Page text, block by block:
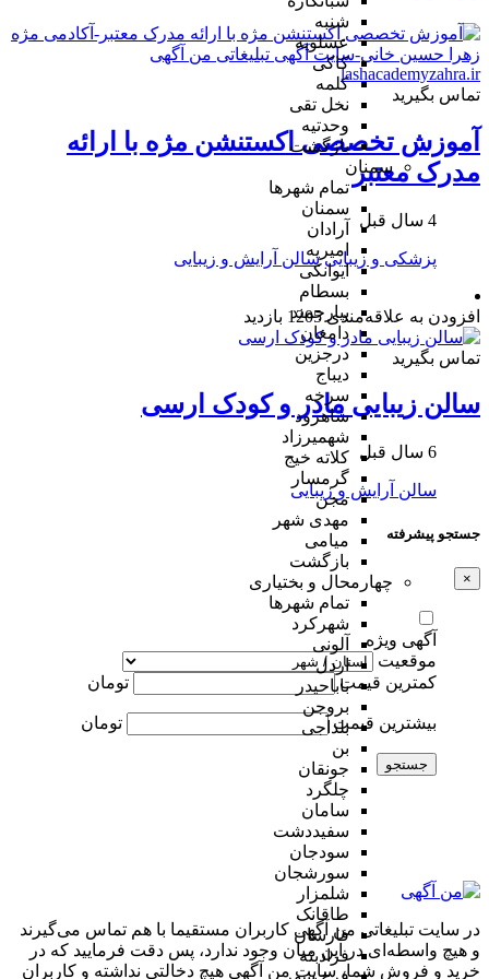
شنبه
عسلویه
کاکی
کلمه
نخل تقی
وحدتیه
بازگشت
سمنان
تمام شهر‌ها
سمنان
آرادان
امیریه
ایوانکی
بسطام
بیارجمند
دامغان
درجزین
دیباج
سرخه
شاهرود
شهمیرزاد
کلاته خیج
گرمسار
مجن
مهدی شهر
میامی
بازگشت
چهارمحال و بختیاری
تمام شهر‌ها
شهرکرد
آلونی
اردل
باباحیدر
بروجن
بلداجی
بن
جونقان
چلگرد
سامان
سفیددشت
سودجان
سورشجان
شلمزار
طاقانک
فارسان
فرادبنه
تماس بگیرید
آموزش تخصصی اکستنشن مژه با ارائه
مدرک معتبر
4 سال قبل
پزشکی و زیبایی سالن آرایش و زیبایی
افزودن به علاقه‌مندی 1205 بازدید
تماس بگیرید
سالن زیبایی مادر و کودک ارسی
6 سال قبل
سالن آرایش و زیبایی
جستجو پیشرفته
×
آگهی ویژه
موقعیت
کمترین قیمت
تومان
بیشترین قیمت تومان
جستجو
در سایت تبلیغاتی من آگهی کاربران مستقیما با هم تماس می‌گیرند
و هیچ واسطه‌ای در این میان وجود ندارد، پس دقت فرمایید که در
خرید و فروشِ شما، سایت من آگهی هیچ دخالتی نداشته و کاربران